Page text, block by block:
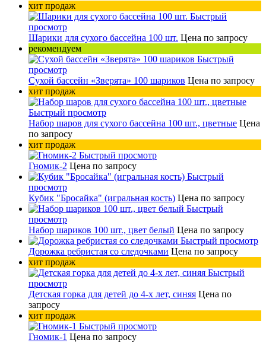
хит продаж
Быстрый
просмотр
Шарики для сухого бассейна 100 шт. Цена по запросу
рекомендуем
Быстрый
просмотр
Сухой бассейн «Зверята» 100 шариков Цена по запросу
хит продаж
Быстрый просмотр
Набор шаров для сухого бассейна 100 шт., цветные Цена
по запросу
хит продаж
Быстрый просмотр
Гномик-2 Цена по запросу
Быстрый
просмотр
Кубик "Бросайка" (игральная кость) Цена по запросу
Быстрый
просмотр
Набор шариков 100 шт., цвет белый Цена по запросу
Быстрый просмотр
Дорожка ребристая со следочками Цена по запросу
хит продаж
Быстрый
просмотр
Детская горка для детей до 4-х лет, синяя Цена по
запросу
хит продаж
Быстрый просмотр
Гномик-1 Цена по запросу